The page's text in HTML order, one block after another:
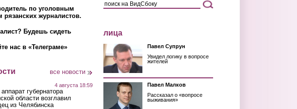
по уголовным
рязанских журналистов.
Будешь сидеть
нас в «Телеграме»
все новости
4 августа 18:59
губернатора
области возглавил
из Челябинска
лица
Павел Супрун
Увидел логику в вопросе
жителей
Павел Малков
Рассказал о «вопросе
выживания»